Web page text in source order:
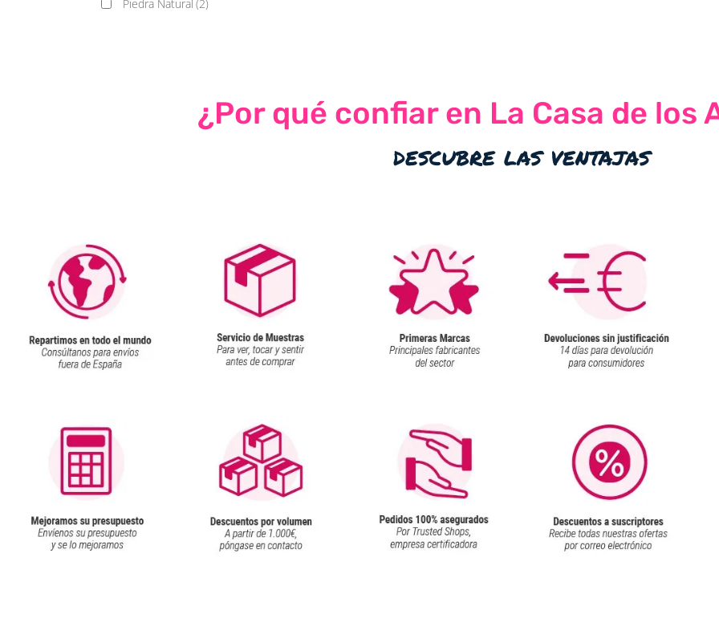
Piedra Natural (2)
¿Por qué confiar en La Casa de los
descubre las ventajas